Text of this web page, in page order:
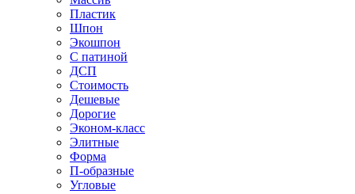
Пластик
Шпон
Экошпон
С патиной
ДСП
Стоимость
Дешевые
Дорогие
Эконом-класс
Элитные
Форма
П-образные
Угловые